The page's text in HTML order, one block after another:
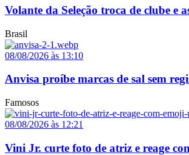
Volante da Seleção troca de clube e
Brasil
08/08/2026 às 13:10
Anvisa proíbe marcas de sal sem
Famosos
08/08/2026 às 12:21
Vini Jr. curte foto de atriz e reage